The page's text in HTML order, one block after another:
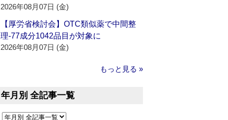
2026年08月07日 (金)
【厚労省検討会】OTC類似薬で中間整
理‐77成分1042品目が対象に
2026年08月07日 (金)
もっと見る »
年月別 全記事一覧